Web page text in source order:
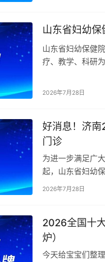
山东省妇幼
山东省妇幼保健
疗、教学、科研
2026年7月28日
好消息！济南
门诊
为进一步满足广
起，山东省妇幼
急症应急处理等
2026年7月28日
2026全国十
炉）
今天给宝宝们整